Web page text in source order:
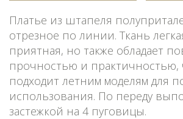
Платье из штапеля
отрезное по линии. Ткань
приятная, но также обладает
прочностью и практичностью,
подходит летним моделям для
использования. По переду
застежкой на 4 пуговицы.